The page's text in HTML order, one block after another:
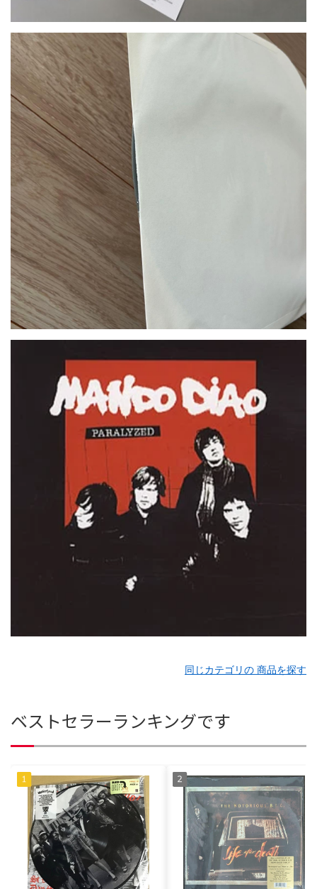
同じカテゴリの 商品を探す
ベストセラーランキングです